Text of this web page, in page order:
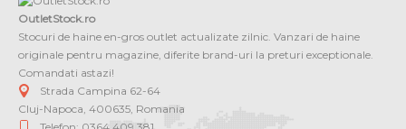
OutletStock.ro
Stocuri de haine en-gros outlet actualizate zilnic. Vanzari de haine
originale pentru magazine, diferite brand-uri la preturi exceptionale.
Comandati astazi!
Strada Campina 62-64
Cluj-Napoca, 400635, Romania